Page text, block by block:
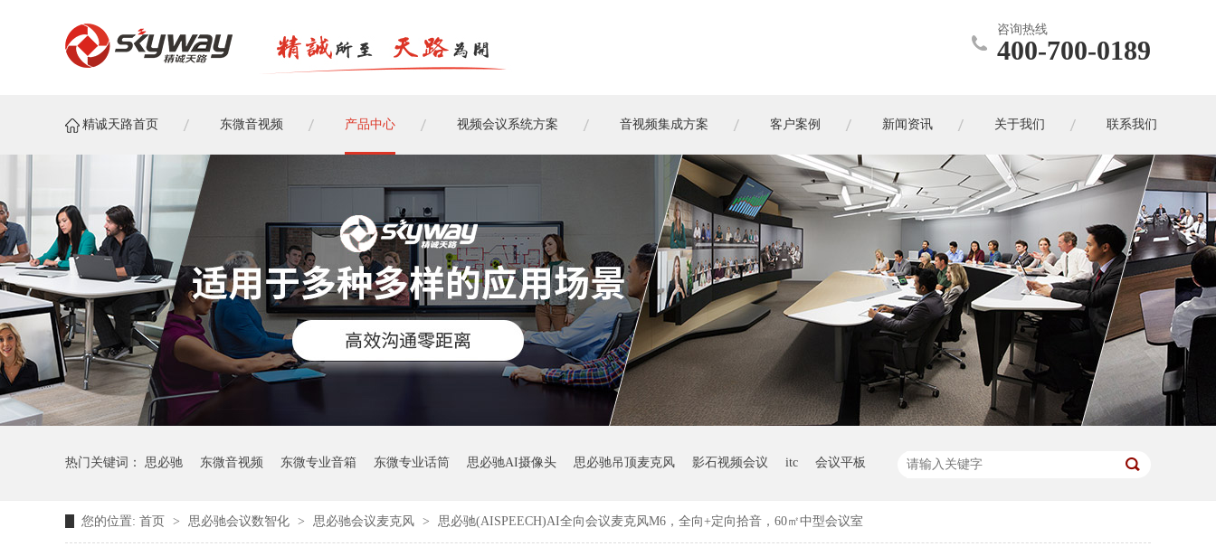
咨询热线
400-700-0189
精诚天路首页 东微音视频 产品中心 视频会议系统方案 音视频集成方案 客户案例 新闻资讯 关于我们 联系我们
热门关键词： 思必驰 东微音视频 东微专业音箱 东微专业话筒 思必驰AI摄像头 思必驰吊顶麦克风 影石视频会议 itc 会议平板
您的位置: 首页 > 思必驰会议数智化 > 思必驰会议麦克风 > 思必驰(AISPEECH)AI全向会议麦克风M6，全向+定向拾音，60㎡中型会议室